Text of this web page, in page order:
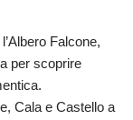
Falcone,
per scoprire
Cala e Castello a